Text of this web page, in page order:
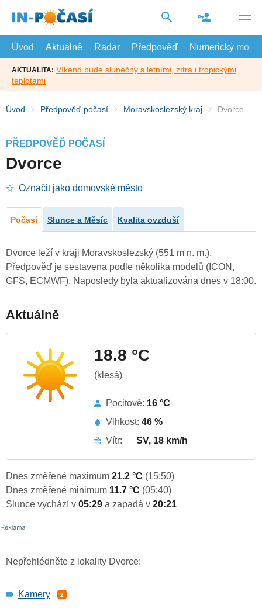
hlavní
Úvod
Aktuálně Radar Předpověď Numerický model
AKTUALITA: Víkend bude slunečný s letními, zítra i tropickými
teplotami
Úvod Předpověď počasí Moravskoslezský kraj Dvorce
PŘEDPOVĚĎ POČASÍ
Dvorce
Označit jako domovské město
Počasí Slunce a Měsíc Kvalita ovzduší
Dvorce leží v kraji Moravskoslezský (551 m n. m.).
Předpověď je sestavena podle několika modelů (ICON,
GFS, ECMWF). Naposledy byla aktualizována dnes v 18:00.
Aktuálně
18.8 °C
(klesá)
Pocitově: 16 °C
Vlhkost: 46 %
Vítr:
SV, 18 km/h
Dnes změřené maximum 21.2 °C (15:50)
Dnes změřené minimum 11.7 °C (05:40)
Slunce vychází v 05:29 a zapadá v 20:21
Nepřehlédněte z lokality Dvorce:
Kamery 2